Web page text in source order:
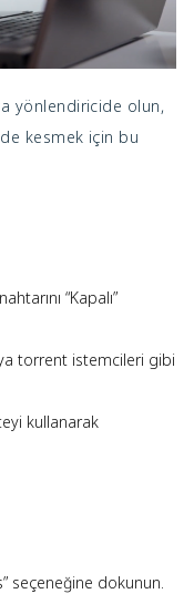
yönlendiricide olun,
kesmek için bu
“Kapalı”
torrent istemcileri gibi
kullanarak
seçeneğine dokunun.